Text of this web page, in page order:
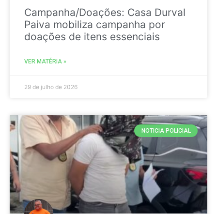
Campanha/Doações: Casa Durval
Paiva mobiliza campanha por
doações de itens essenciais
VER MATÉRIA »
29 de julho de 2026
NOTICIA POLICIAL